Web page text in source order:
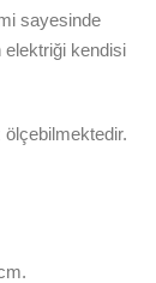
sayesinde
elektriği kendisi
ölçebilmektedir.